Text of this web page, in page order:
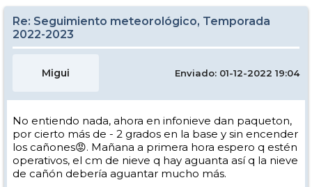
Re: Seguimiento meteorológico, Temporada
2022-2023
Migui Enviado: 01-12-2022 19:04
No entiendo nada, ahora en infonieve dan paqueton,
por cierto más de - 2 grados en la base y sin encender
los cañones😡. Mañana a primera hora espero q estén
operativos, el cm de nieve q hay aguanta así q la nieve
de cañón debería aguantar mucho más.